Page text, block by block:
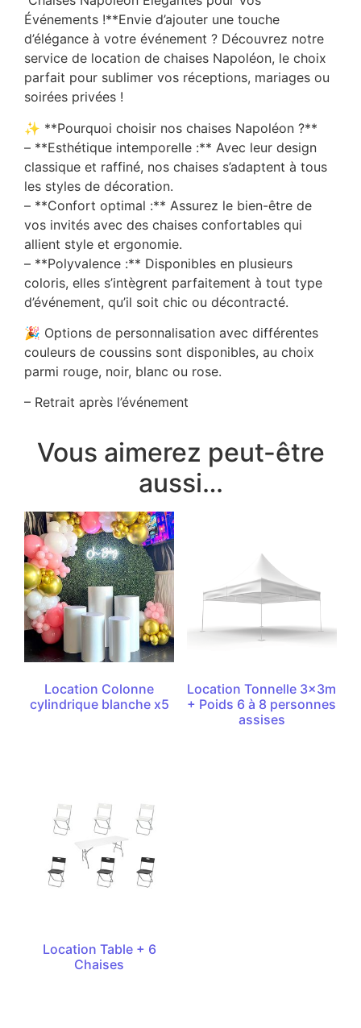
Événements !**Envie d’ajouter une touche
d’élégance à votre événement ? Découvrez notre
service de location de chaises Napoléon, le choix
parfait pour sublimer vos réceptions, mariages ou
soirées privées !
✨ **Pourquoi choisir nos chaises Napoléon ?**
– **Esthétique intemporelle :** Avec leur design
classique et raffiné, nos chaises s’adaptent à tous
les styles de décoration.
– **Confort optimal :** Assurez le bien-être de
vos invités avec des chaises confortables qui
allient style et ergonomie.
– **Polyvalence :** Disponibles en plusieurs
coloris, elles s’intègrent parfaitement à tout type
d’événement, qu’il soit chic ou décontracté.
🎉 Options de personnalisation avec différentes
couleurs de coussins sont disponibles, au choix
parmi rouge, noir, blanc ou rose.
– Retrait après l’événement
Vous aimerez peut-être
aussi…
Location Colonne
cylindrique blanche x5
Location Tonnelle 3x3m
+ Poids 6 à 8 personnes
assises
Location Table + 6
Chaises